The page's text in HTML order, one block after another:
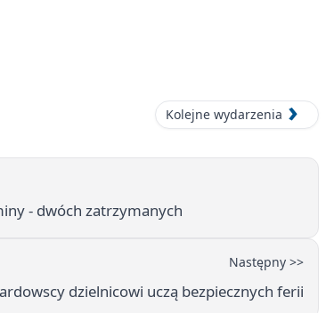
Kolejne wydarzenia
- dwóch zatrzymanych
Następny >>
dzielnicowi uczą bezpiecznych ferii